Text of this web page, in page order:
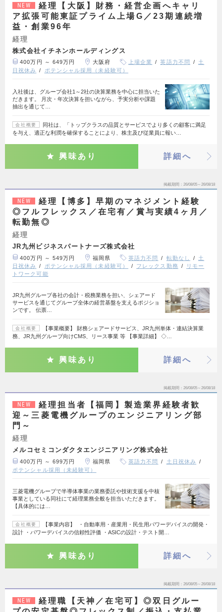
NEW
経理【大阪】財務・経営企画へキャリ
ア拡張可能東証プライム上場G／23期連続増
益・創業96年
経理
株式会社イチネンホールディングス
400万円 ～ 649万円 大阪府 上場企業 英語力不問
土
日祝休み
ポテンシャル採用（未経験可）
入社後は、グループ会社1～2社の決算業務を中心に担当いた
だきます。 月次・年次決算を担いながら、予実分析や課題
抽出を通じて…
会社概要
同社は、「トップクラスの品質とサービスでより多くの顧客に満足
を与え、適正な利潤を確保することにより、株主及び従業員に報い…
興味あり 詳細へ
掲載期間 26/08/05～26/08/18
NEW
経理【博多】早期のマネジメント経験
◎フルフレックス／在宅有／賞与実績4ヶ月／
転勤無◎
経理
JR九州ビジネスパートナーズ株式会社
400万円 ～ 549万円 福岡県 英語力不問 転勤なし
土
日祝休み
ポテンシャル採用（未経験可） フレックス勤務
リモー
トワーク可能
JR九州グループ各社の会計・税務業務を担い、シェアード
サービスを通じてグループ全体の経営基盤を支えるポジショ
ンです。 伝票…
会社概要
【事業概要】 財務シェアードサービス、JR九州単体・連結決算業
務、JR九州グループ向けCMS、リース事業 等 【事業詳細】 ◇…
興味あり 詳細へ
掲載期間 26/08/05～26/08/18
NEW
経理担当者【福岡】製造業界経験者歓
迎～三菱電機グループのエンジニアリング部
門～
経理
メルコセミコンダクタエンジニアリング株式会社
400万円 ～ 699万円 福岡県 英語力不問
土日祝休み
ポテンシャル採用（未経験可）
三菱電機グループで半導体事業の業務委託や技術支援を中核
事業としている同社にて経理業務全般を担当いただきます。
【具体的には…
会社概要
【事業内容】 ・自動車用・産業用・民生用パワーデバイスの開発・
設計 ・パワーデバイスの信頼性評価 ・ASICの設計・テスト開…
興味あり 詳細へ
掲載期間 26/08/05～26/08/18
NEW
経理職【天神／在宅可】◎双日グルー